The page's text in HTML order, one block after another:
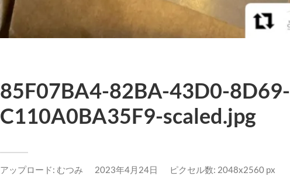
85F07BA4-82BA-43D0-8D69-
C110A0BA35F9-scaled.jpg
アップロード: むつみ 2023年4月24日 ピクセル数: 2048x2560 px